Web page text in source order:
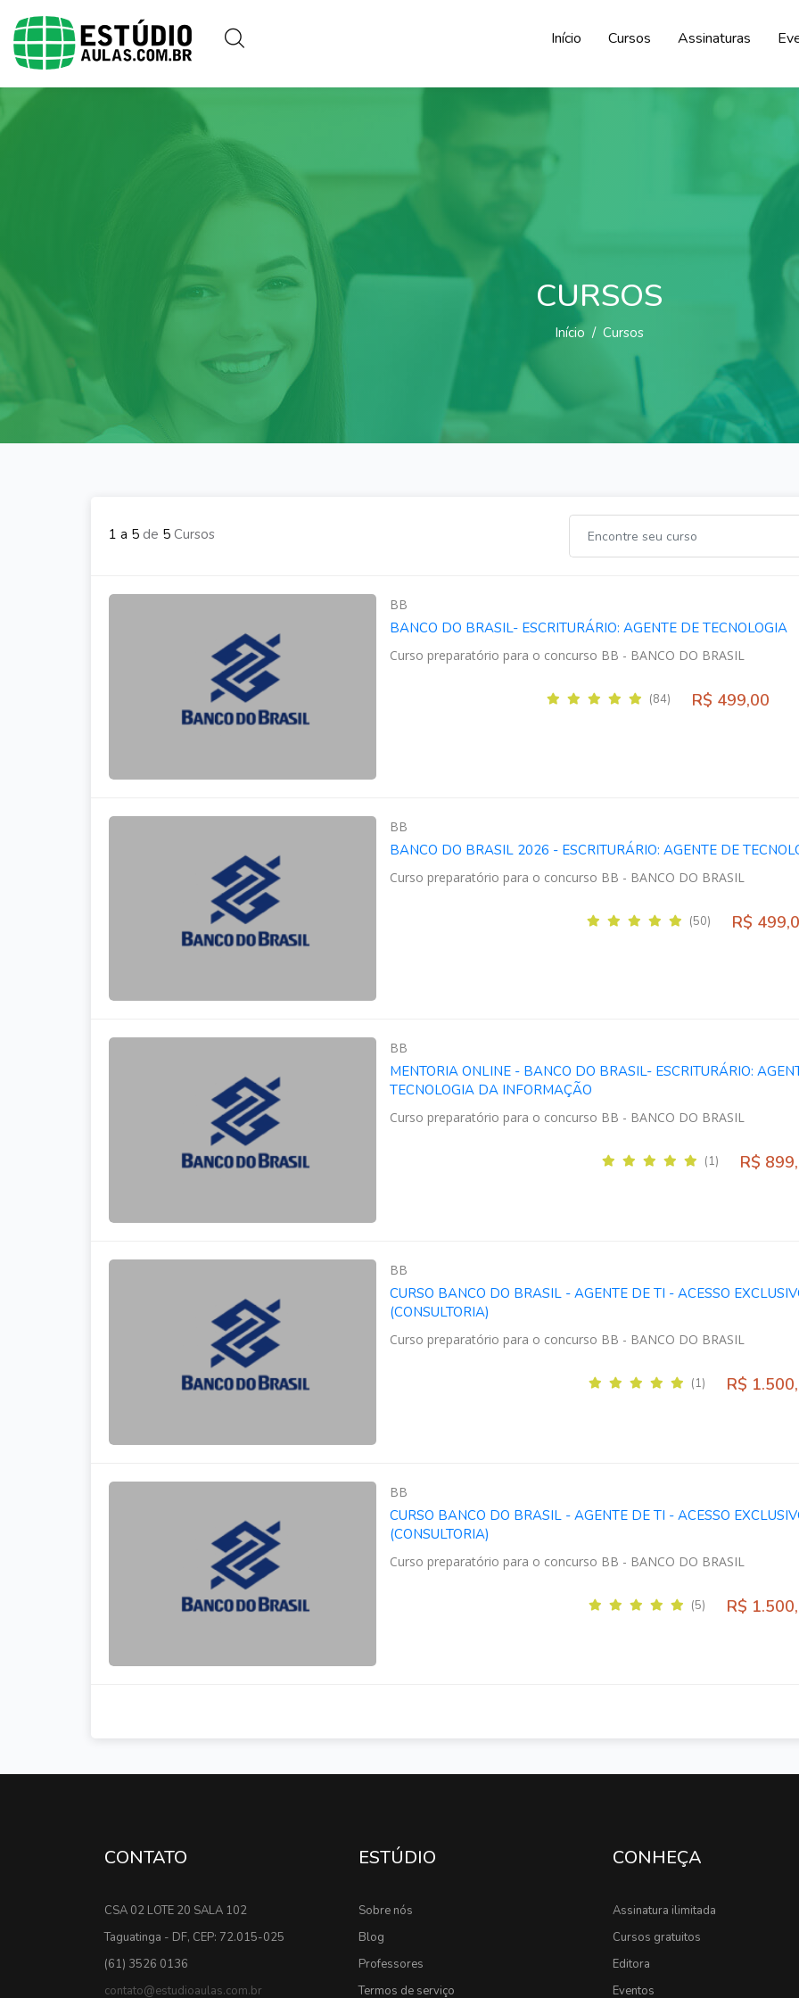
Assinaturas
Cursos
Início
CURSOS
Início Cursos
1 a 5 de 5 Cursos
BB
BANCO DO BRASIL- ESCRITURÁRIO: AGENTE DE TECNOLOGIA
Curso preparatório para o concurso BB - BANCO DO BRASIL
R$ 499,00
(84)
BB
BANCO DO BRASIL 2026 - ESCRITURÁRIO: AGENTE DE
Curso preparatório para o concurso BB - BANCO DO BRASIL
R$
(50)
BB
MENTORIA ONLINE - BANCO DO BRASIL- ESCRITURÁRIO:
TECNOLOGIA DA INFORMAÇÃO
Curso preparatório para o concurso BB - BANCO DO BRASIL
R$
(1)
BB
CURSO BANCO DO BRASIL - AGENTE DE TI - ACESSO
(CONSULTORIA)
Curso preparatório para o concurso BB - BANCO DO BRASIL
R$
(1)
BB
CURSO BANCO DO BRASIL - AGENTE DE TI - ACESSO
(CONSULTORIA)
Curso preparatório para o concurso BB - BANCO DO BRASIL
R$
(5)
CONTATO
CSA 02 LOTE 20 SALA 102
Taguatinga - DF, CEP: 72.015-025
(61) 3526 0136
contato@estudioaulas.com.br
ESTÚDIO
Sobre nós
Blog
Professores
Termos de serviço
CONHEÇA
Assinatura ilimitada
Cursos gratuitos
Editora
Eventos